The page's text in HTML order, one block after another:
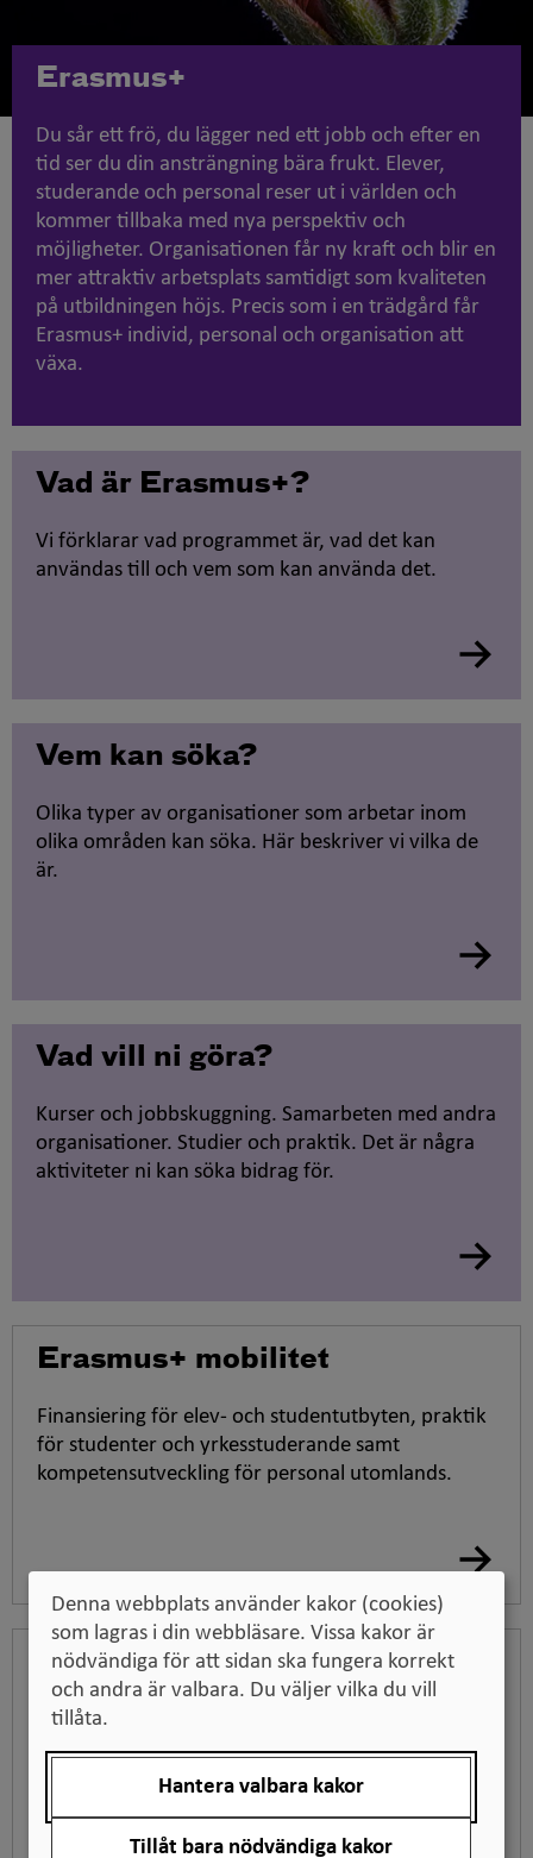
Erasmus+
Du sår ett frö, du lägger ned ett jobb och efter en
tid ser du din ansträngning bära frukt. Elever,
studerande och personal reser ut i världen och
kommer tillbaka med nya perspektiv och
möjligheter. Organisationen får ny kraft och blir en
mer attraktiv arbetsplats samtidigt som kvaliteten
på utbildningen höjs. Precis som i en trädgård får
Erasmus+ individ, personal och organisation att
växa.
Vad är Erasmus+?
Vi förklarar vad programmet är, vad det kan
användas till och vem som kan använda det.
Vem kan söka?
Olika typer av organisationer som arbetar inom
olika områden kan söka. Här beskriver vi vilka de
är.
Vad vill ni göra?
Kurser och jobbskuggning. Samarbeten med andra
organisationer. Studier och praktik. Det är några
aktiviteter ni kan söka bidrag för.
Erasmus+ mobilitet
Finansiering för elev- och studentutbyten, praktik
för studenter och yrkesstuderande samt
kompetensutveckling för personal utomlands.
Erasmus+ partnerskap
Bidrag för internationella samarbets- och
utvecklingsprojekt i stor eller liten skala genom
partnerskapsprojekt.
Denna webbplats använder kakor (cookies)
som lagras i din webbläsare. Vissa kakor är
nödvändiga för att sidan ska fungera korrekt
och andra är valbara. Du väljer vilka du vill
tillåta.
Hantera valbara kakor
Tillåt bara nödvändiga kakor